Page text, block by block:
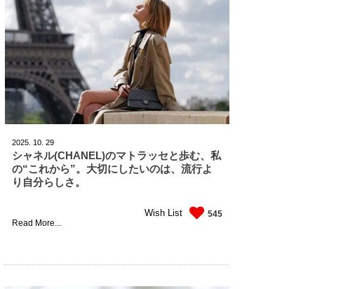
2025. 10. 29
シャネル(CHANEL)のマトラッセと歩む、私
の“これから”。大切にしたいのは、流行よ
り自分らしさ。
Read More...
545
Wish List